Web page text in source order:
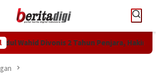
Divonis 2 Tahun Penjara, Hakim